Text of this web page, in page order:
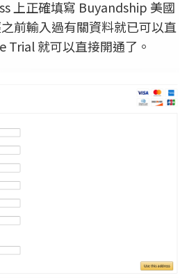
上正確填寫 Buyandship 美國
前輸入過有關資料就已可以直
Trial 就可以直接開通了。